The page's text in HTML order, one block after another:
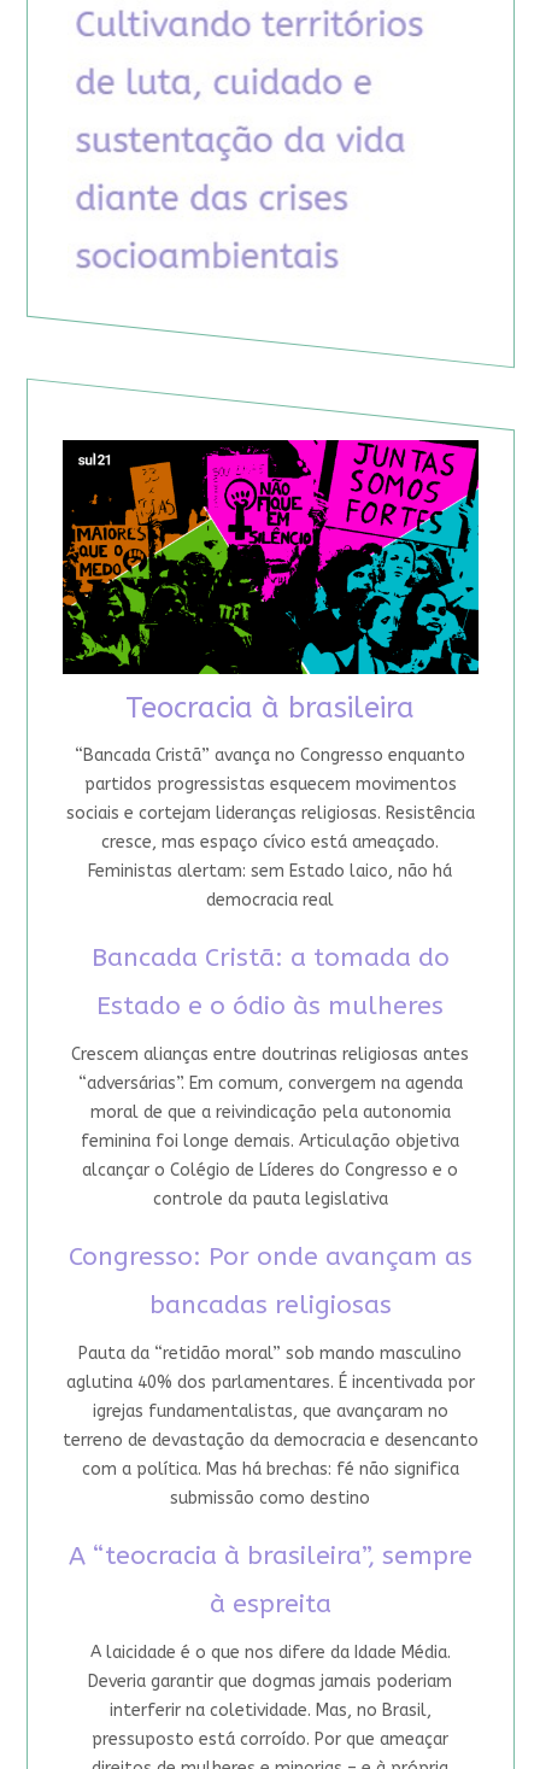
Teocracia à brasileira
“Bancada Cristã” avança no Congresso enquanto
partidos progressistas esquecem movimentos
sociais e cortejam lideranças religiosas. Resistência
cresce, mas espaço cívico está ameaçado.
Feministas alertam: sem Estado laico, não há
democracia real
Bancada Cristã: a tomada do
Estado e o ódio às mulheres
Crescem alianças entre doutrinas religiosas antes
“adversárias”. Em comum, convergem na agenda
moral de que a reivindicação pela autonomia
feminina foi longe demais. Articulação objetiva
alcançar o Colégio de Líderes do Congresso e o
controle da pauta legislativa
Congresso: Por onde avançam as
bancadas religiosas
Pauta da “retidão moral” sob mando masculino
aglutina 40% dos parlamentares. É incentivada por
igrejas fundamentalistas, que avançaram no
terreno de devastação da democracia e desencanto
com a política. Mas há brechas: fé não significa
submissão como destino
A “teocracia à brasileira”, sempre
à espreita
A laicidade é o que nos difere da Idade Média.
Deveria garantir que dogmas jamais poderiam
interferir na coletividade. Mas, no Brasil,
pressuposto está corroído. Por que ameaçar